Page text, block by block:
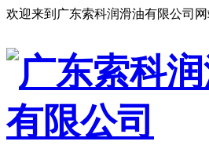
欢迎来到广东索科润滑油有限公司